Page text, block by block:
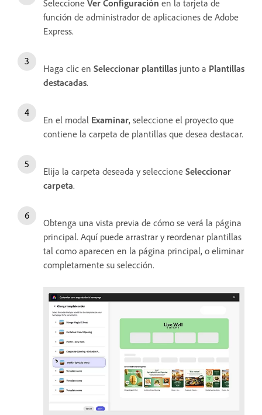
Seleccione Ver Configuración en la tarjeta de
función de administrador de aplicaciones de Adobe
Express.
Haga clic en Seleccionar plantillas junto a Plantillas
destacadas.
En el modal Examinar, seleccione el proyecto que
contiene la carpeta de plantillas que desea destacar.
Elija la carpeta deseada y seleccione Seleccionar
carpeta.
Obtenga una vista previa de cómo se verá la página
principal. Aquí puede arrastrar y reordenar plantillas
tal como aparecen en la página principal, o eliminar
completamente su selección.